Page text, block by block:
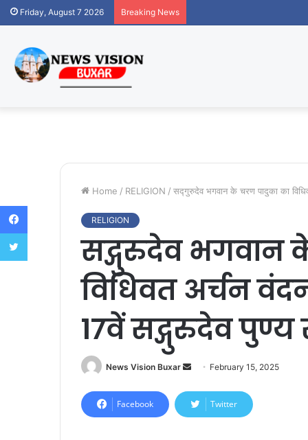
Friday, August 7 2026 Breaking News
Home / RELIGION / सद्गुरुदेव भगवान के चरण पादुका का
RELIGION
सद्गुरुदेव भगवान
विधिवत अर्चन
17वें सद्गुरुदेव पुण्य
News Vision Buxar
n
d
February 15, 2025
Facebook Twitter